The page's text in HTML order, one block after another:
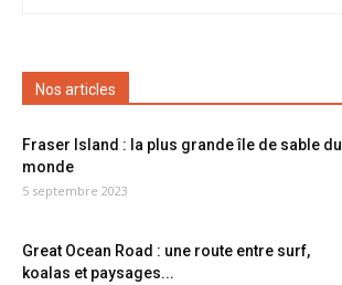
Nos articles
Fraser Island : la plus grande île de sable du
monde
5 septembre 2023
Great Ocean Road : une route entre surf,
koalas et paysages...